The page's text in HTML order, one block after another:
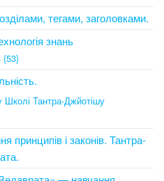
тегами, заголовками.
знань
{53}
Школі Тантра-Джйотішу
принципів і законів. Тантра-